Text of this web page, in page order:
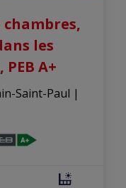
chambres,
les
A+
Saint-Paul |